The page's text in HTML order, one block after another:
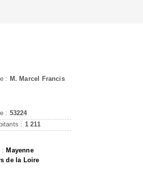
: M. Marcel Francis
: 53224
: 1 211
:Mayenne
de la Loire